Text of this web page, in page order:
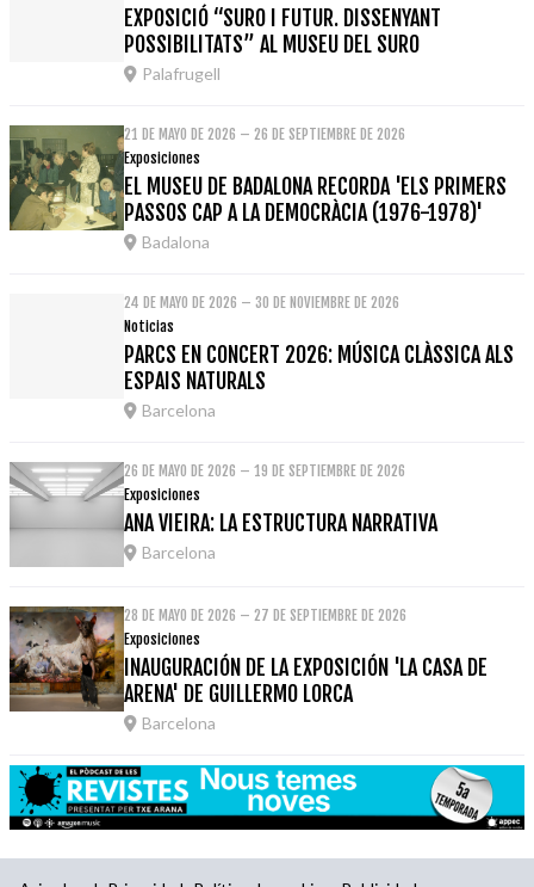
EXPOSICIÓ “SURO I FUTUR. DISSENYANT
POSSIBILITATS” AL MUSEU DEL SURO
Palafrugell
21 DE MAYO DE 2026 – 26 DE SEPTIEMBRE DE 2026
Exposiciones
EL MUSEU DE BADALONA RECORDA 'ELS PRIMERS
PASSOS CAP A LA DEMOCRÀCIA (1976-1978)'
Badalona
24 DE MAYO DE 2026 – 30 DE NOVIEMBRE DE 2026
Noticias
PARCS EN CONCERT 2026: MÚSICA CLÀSSICA ALS
ESPAIS NATURALS
Barcelona
26 DE MAYO DE 2026 – 19 DE SEPTIEMBRE DE 2026
Exposiciones
ANA VIEIRA: LA ESTRUCTURA NARRATIVA
Barcelona
28 DE MAYO DE 2026 – 27 DE SEPTIEMBRE DE 2026
Exposiciones
INAUGURACIÓN DE LA EXPOSICIÓN 'LA CASA DE
ARENA' DE GUILLERMO LORCA
Barcelona